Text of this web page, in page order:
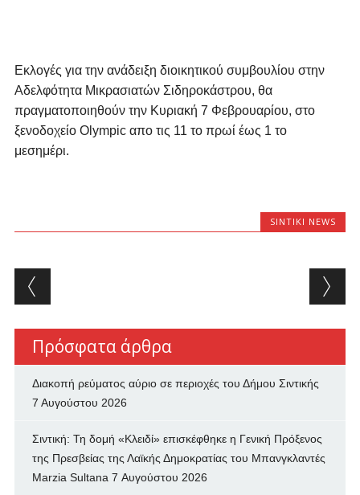
Εκλογές για την ανάδειξη διοικητικού συμβουλίου στην
Αδελφότητα Μικρασιατών Σιδηροκάστρου, θα
πραγματοποιηθούν την Κυριακή 7 Φεβρουαρίου, στο
ξενοδοχείο Olympicαπο τις 11 το πρωί έως 1 το
μεσημέρι.
SINTIKI NEWS
Post navigation
Πρόσφατα άρθρα
Διακοπή ρεύματος αύριο σε περιοχές του Δήμου Σιντικής
7 Αυγούστου 2026
Σιντική: Τη δομή «Κλειδί» επισκέφθηκε η Γενική Πρόξενος
της Πρεσβείας της Λαϊκής Δημοκρατίας του Μπανγκλαντές
Marzia Sultana 7 Αυγούστου 2026